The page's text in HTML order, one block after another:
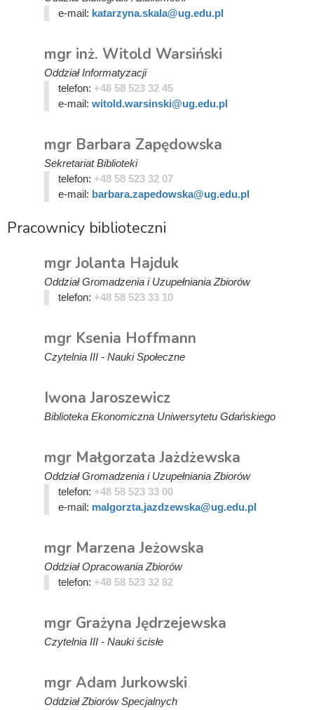
e-mail: katarzyna.skala@ug.edu.pl
mgr inż. Witold Warsiński
Oddział Informatyzacji
telefon: +48 58 523 32 45
e-mail: witold.warsinski@ug.edu.pl
mgr Barbara Zapędowska
Sekretariat Biblioteki
telefon: +48 58 523 32 07
e-mail: barbara.zapedowska@ug.edu.pl
Pracownicy biblioteczni
mgr Jolanta Hajduk
Oddział Gromadzenia i Uzupełniania Zbiorów
telefon: +48 58 523 33 10
mgr Ksenia Hoffmann
Czytelnia III - Nauki Społeczne
Iwona Jaroszewicz
Biblioteka Ekonomiczna Uniwersytetu Gdańskiego
mgr Małgorzata Jażdżewska
Oddział Gromadzenia i Uzupełniania Zbiorów
telefon: +48 58 523 33 00
e-mail: malgorzta.jazdzewska@ug.edu.pl
mgr Marzena Jeżowska
Oddział Opracowania Zbiorów
telefon: +48 58 523 32 82
mgr Grażyna Jędrzejewska
Czytelnia III - Nauki ścisłe
mgr Adam Jurkowski
Oddział Zbiorów Specjalnych